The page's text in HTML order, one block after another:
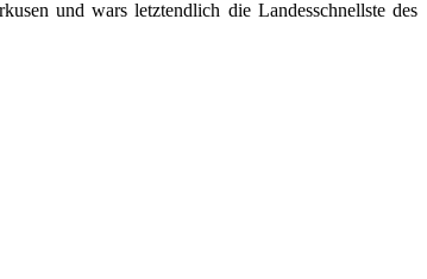
und wars letztendlich die Landesschnellste des